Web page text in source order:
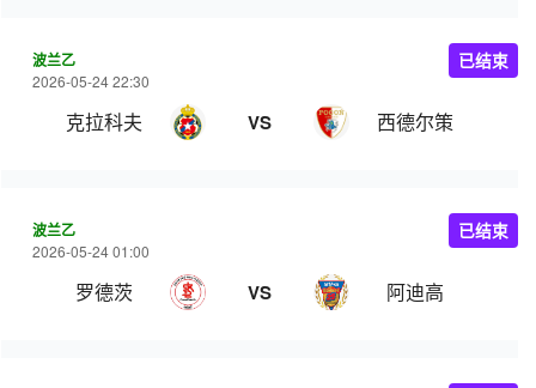
波兰乙
2026-05-24 22:30
克拉科夫 VS 西德尔策
已结束
波兰乙
2026-05-24 01:00
罗德茨 VS 阿迪高
已结束